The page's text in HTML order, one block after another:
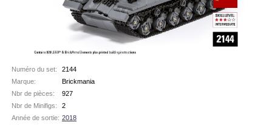
Numéro du set:
2144
Marque:
Brickmania
Nbr de pièces:
927
Nbr de Minifigs:
2
Année de sortie: 2018